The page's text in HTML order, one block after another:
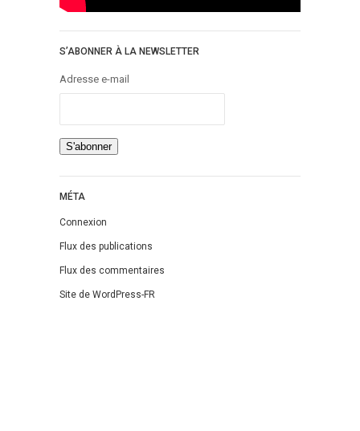
S’ABONNER À LA NEWSLETTER
Adresse e-mail
MÉTA
Connexion
Flux des publications
Flux des commentaires
Site de WordPress-FR